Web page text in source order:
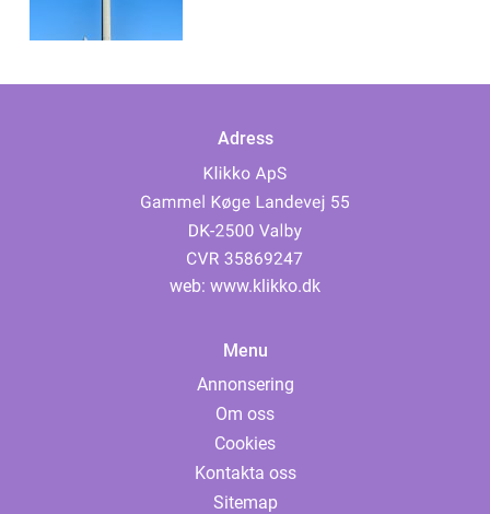
Adress
web: www.klikko.dk
Menu
Annonsering
Om oss
Cookies
Kontakta oss
Sitemap